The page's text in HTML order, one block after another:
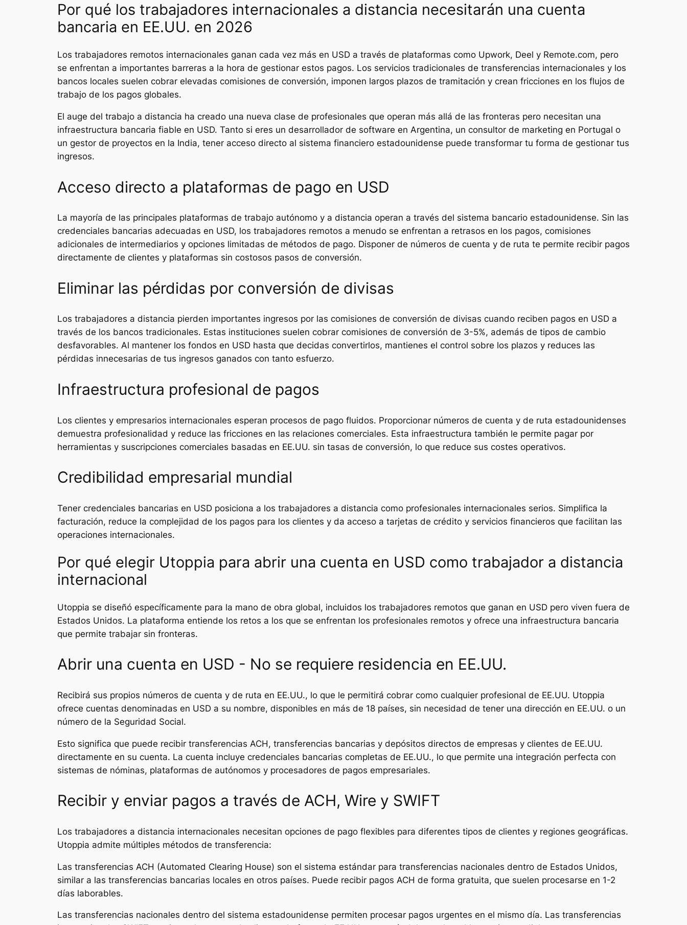
Por qué los trabajadores internacionales a distancia necesitarán una cuenta
bancaria en EE.UU. en 2026
Los trabajadores remotos internacionales ganan cada vez más en USD a través de plataformas como Upwork, Deel y Remote.com, pero
se enfrentan a importantes barreras a la hora de gestionar estos pagos. Los servicios tradicionales de transferencias internacionales y los
bancos locales suelen cobrar elevadas comisiones de conversión, imponen largos plazos de tramitación y crean fricciones en los flujos de
trabajo de los pagos globales.
El auge del trabajo a distancia ha creado una nueva clase de profesionales que operan más allá de las fronteras pero necesitan una
infraestructura bancaria fiable en USD. Tanto si eres un desarrollador de software en Argentina, un consultor de marketing en Portugal o
un gestor de proyectos en la India, tener acceso directo al sistema financiero estadounidense puede transformar tu forma de gestionar tus
ingresos.
Acceso directo a plataformas de pago en USD
La mayoría de las principales plataformas de trabajo autónomo y a distancia operan a través del sistema bancario estadounidense. Sin las
credenciales bancarias adecuadas en USD, los trabajadores remotos a menudo se enfrentan a retrasos en los pagos, comisiones
adicionales de intermediarios y opciones limitadas de métodos de pago. Disponer de números de cuenta y de ruta te permite recibir pagos
directamente de clientes y plataformas sin costosos pasos de conversión.
Eliminar las pérdidas por conversión de divisas
Los trabajadores a distancia pierden importantes ingresos por las comisiones de conversión de divisas cuando reciben pagos en USD a
través de los bancos tradicionales. Estas instituciones suelen cobrar comisiones de conversión de 3-5%, además de tipos de cambio
desfavorables. Al mantener los fondos en USD hasta que decidas convertirlos, mantienes el control sobre los plazos y reduces las
pérdidas innecesarias de tus ingresos ganados con tanto esfuerzo.
Infraestructura profesional de pagos
Los clientes y empresarios internacionales esperan procesos de pago fluidos. Proporcionar números de cuenta y de ruta estadounidenses
demuestra profesionalidad y reduce las fricciones en las relaciones comerciales. Esta infraestructura también le permite pagar por
herramientas y suscripciones comerciales basadas en EE.UU. sin tasas de conversión, lo que reduce sus costes operativos.
Credibilidad empresarial mundial
Tener credenciales bancarias en USD posiciona a los trabajadores a distancia como profesionales internacionales serios. Simplifica la
facturación, reduce la complejidad de los pagos para los clientes y da acceso a tarjetas de crédito y servicios financieros que facilitan las
operaciones internacionales.
Por qué elegir Utoppia para abrir una cuenta en USD como trabajador a distancia
internacional
Utoppia se diseñó específicamente para la mano de obra global, incluidos los trabajadores remotos que ganan en USD pero viven fuera de
Estados Unidos. La plataforma entiende los retos a los que se enfrentan los profesionales remotos y ofrece una infraestructura bancaria
que permite trabajar sin fronteras.
Abrir una cuenta en USD - No se requiere residencia en EE.UU.
Recibirá sus propios números de cuenta y de ruta en EE.UU., lo que le permitirá cobrar como cualquier profesional de EE.UU. Utoppia
ofrece cuentas denominadas en USD a su nombre, disponibles en más de 18 países, sin necesidad de tener una dirección en EE.UU. o un
número de la Seguridad Social.
Esto significa que puede recibir transferencias ACH, transferencias bancarias y depósitos directos de empresas y clientes de EE.UU.
directamente en su cuenta. La cuenta incluye credenciales bancarias completas de EE.UU., lo que permite una integración perfecta con
sistemas de nóminas, plataformas de autónomos y procesadores de pagos empresariales.
Recibir y enviar pagos a través de ACH, Wire y SWIFT
Los trabajadores a distancia internacionales necesitan opciones de pago flexibles para diferentes tipos de clientes y regiones geográficas.
Utoppia admite múltiples métodos de transferencia:
Las transferencias ACH (Automated Clearing House) son el sistema estándar para transferencias nacionales dentro de Estados Unidos,
similar a las transferencias bancarias locales en otros países. Puede recibir pagos ACH de forma gratuita, que suelen procesarse en 1-2
días laborables.
Las transferencias nacionales dentro del sistema estadounidense permiten procesar pagos urgentes en el mismo día. Las transferencias